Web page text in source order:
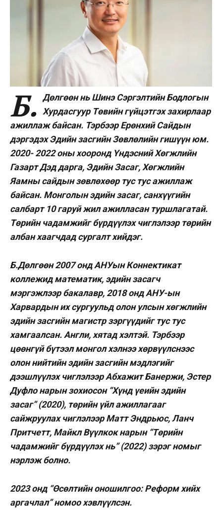
Б. Дөлгөөн нь Шинэ Сэргэлтийн Бодлогын
Хурдасгуур Төвийн гүйцэтгэх захирлаар
ажиллаж байсан. Тэрбээр Ерөнхий Сайдын
дэргэдэх Эдийн засгийн Зөвлөлийн гишүүн юм.
2020- 2022 оны хооронд Үндэсний Хөгжлийн
Газарт Дэд дарга, Эдийн Засаг, Хөгжлийн
Яамны сайдын зөвлөхөөр тус тус ажиллаж
байсан. Монголын эдийн засаг, санхүүгийн
салбарт 10 гаруй жил ажилласан туршлагатай.
Төрийн чадамжийг бүрдүүлэх чиглэлээр төрийн
албан хаагчдад сургалт хийдэг.
Б.Дөлгөөн 2007 онд АНУын Коннектикат
коллежид математик, эдийн засагч
мэргэжлээр бакалавр, 2018 онд АНУ-ын
Харвардын их сургуульд олон улсын хөгжлийн
эдийн засгийн магистр зэргүүдийг тус тус
хамгаалсан. Англи, хятад хэлтэй. Тэрбээр
цөөнгүй бүтээл монгол хэлнээ хөрвүүлснээс
олон нийтийн эдийн засгийн мэдлэгийг
дээшлүүлэх чиглэлээр Абхажит Банержи, Эстер
Дуфло нарын зохиосон “Хүнд үеийн эдийн
засаг” (2020), төрийн үйл ажиллагааг
сайжруулах чиглэлээр Матт Эндрьюс, Ланч
Притчетт, Майкл Вүүлкок нарын “Төрийн
чадамжийг бүрдүүлэх нь” (2022) зэрэг номыг
нэрлэж болно.
2023 онд “Өсөлтийн оношилгоо: Реформ хийх
аргачлал” номоо хэвлүүлсэн.